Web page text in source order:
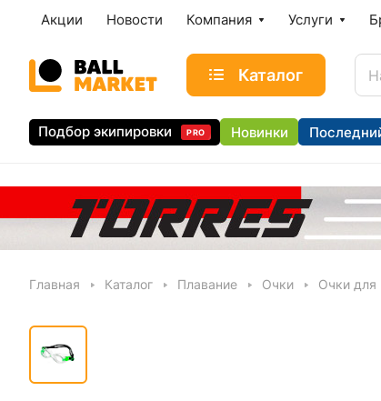
Акции Новости Компания Услуги
Каталог
Подбор экипировки PRO Новинки
Главная Каталог Плавание Очки Очки для